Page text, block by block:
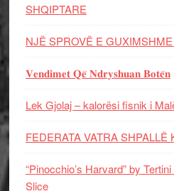
SHQIPTARE
NJË SPROVË E
𝐕𝐞𝐧𝐝𝐢𝐦𝐞𝐭 𝐐𝐞̈ 𝐍𝐝𝐫𝐲𝐬𝐡𝐮𝐚𝐧 𝐁𝐨𝐭𝐞̈𝐧
Lek Gjolaj – kalorësi fisnik i
FEDERATA VATRA SHPALLË
“Pinocchio’s Harvard” by
Slice